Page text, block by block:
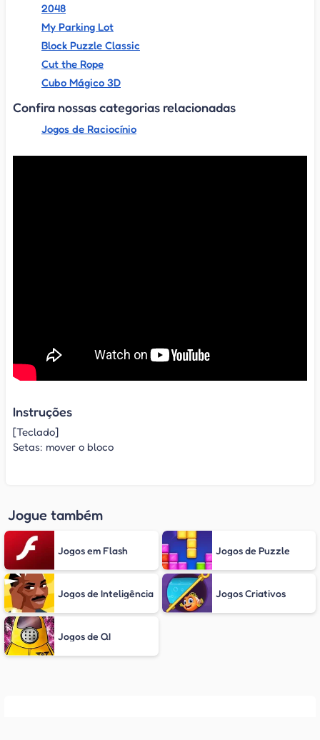
2048
My Parking Lot
Block Puzzle Classic
Cut the Rope
Cubo Mágico 3D
Confira nossas categorias relacionadas
Jogos de Raciocínio
Instruções
[Teclado]
Setas: mover o bloco
Jogue também
Jogos em Flash Jogos de Puzzle
Jogos de Inteligência Jogos Criativos
Jogos de QI